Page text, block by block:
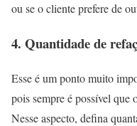
ou se o cliente prefere de
4. Quantidade de
Esse é um ponto muito
pois sempre é possível que
Nesse aspecto, defina